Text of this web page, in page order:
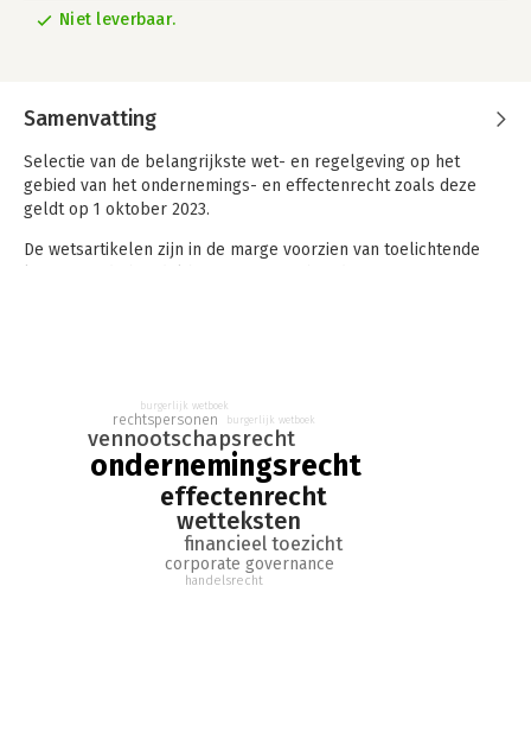
Niet leverbaar.
Samenvatting
Selectie van de belangrijkste wet- en regelgeving op het
gebied van het ondernemings- en effectenrecht zoals deze
geldt op 1 oktober 2023.
De wetsartikelen zijn in de marge voorzien van toelichtende
ondernemingsrecht
effectenrecht
wetteksten
vennootschapsrecht
financieel toezicht
corporate governance
rechtspersonen
handelsrecht
burgerlijk wetboek
burgerlijk wetboek